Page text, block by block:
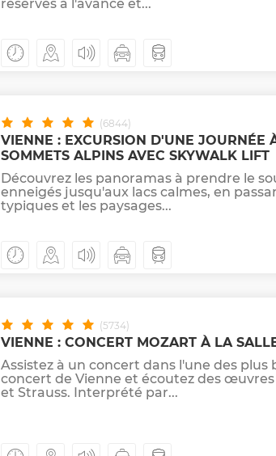
réservés à l'avance et...
(6844)
VIENNE : EXCURSION D'UNE JOURNÉE
SOMMETS ALPINS AVEC SKYWALK LIFT
Découvrez les panoramas à prendre le
enneigés jusqu'aux lacs calmes, en
typiques et les paysages...
(5734)
VIENNE : CONCERT MOZART À LA
Assistez à un concert dans l'une des plus
concert de Vienne et écoutez des
et Strauss. Interprété par...